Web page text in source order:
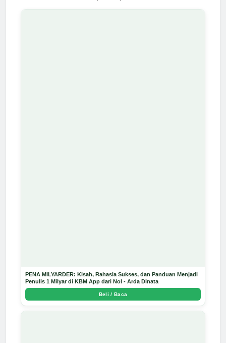
PENA MILYARDER: Kisah, Rahasia Sukses, dan Panduan Menjadi
Penulis 1 Milyar di KBM App dari Nol - Arda Dinata
Beli / Baca